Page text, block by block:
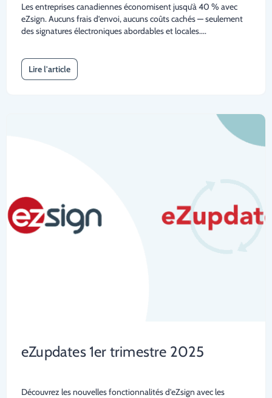
Les entreprises canadiennes économisent jusqu’à 40 % avec
eZsign. Aucuns frais d’envoi, aucuns coûts cachés — seulement
des signatures électroniques abordables et locales....
Lire l'article
eZupdates 1er trimestre 2025
Découvrez les nouvelles fonctionnalités d'eZsign avec les